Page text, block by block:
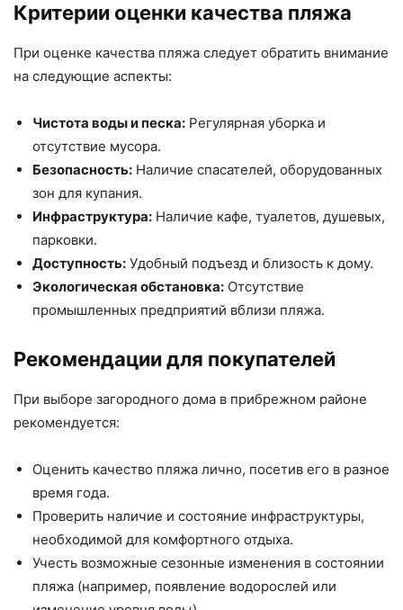
Критерии оценки качества пляжа
При оценке качества пляжа следует обратить внимание
на следующие аспекты:
Чистота воды и песка: Регулярная уборка и
отсутствие мусора.
Безопасность: Наличие спасателей, оборудованных
зон для купания.
Инфраструктура: Наличие кафе, туалетов, душевых,
парковки.
Доступность: Удобный подъезд и близость к дому.
Экологическая обстановка: Отсутствие
промышленных предприятий вблизи пляжа.
Рекомендации для покупателей
При выборе загородного дома в прибрежном районе
рекомендуется:
Оценить качество пляжа лично, посетив его в разное
время года.
Проверить наличие и состояние инфраструктуры,
необходимой для комфортного отдыха.
Учесть возможные сезонные изменения в состоянии
пляжа (например, появление водорослей или